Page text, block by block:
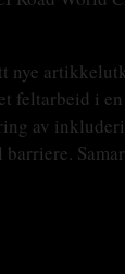
nye
feltarbeid i
av